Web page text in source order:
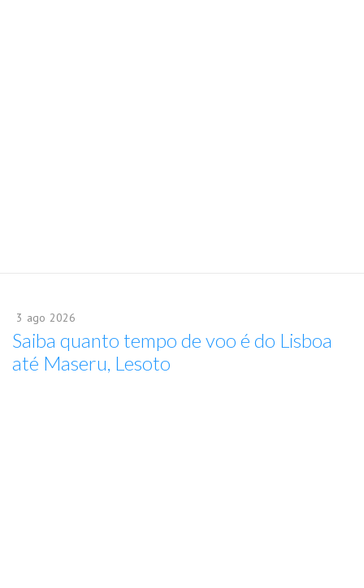
3 ago 2026
Saiba quanto tempo de voo é do Lisboa
até Maseru, Lesoto